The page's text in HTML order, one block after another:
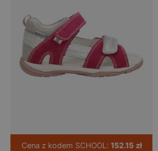
Cena z kodem SCHOOL: 152.15 zł